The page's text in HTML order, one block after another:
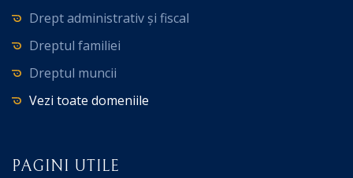
Drept administrativ și fiscal
Dreptul familiei
Dreptul muncii
Vezi toate domeniile
PAGINI UTILE